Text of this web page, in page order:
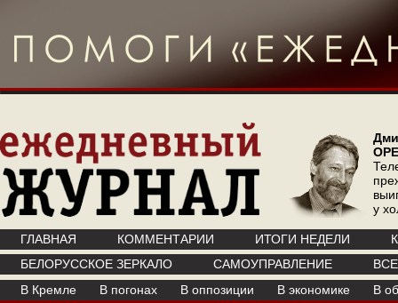
у
ГЛАВНАЯ КОММЕНТАРИИ ИТОГИ НЕДЕЛИ
БЕЛОРУССКОЕ ЗЕРКАЛО
САМОУПРАВЛЕНИЕ
В Кремле
В погонах В оппозиции В экономике
В